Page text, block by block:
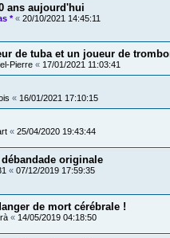
ans aujourd'hui
*« 20/10/2021 14:45:11
de tuba et un joueur de
Pierre « 17/01/2021 11:03:41
« 16/01/2021 17:10:15
« 25/04/2020 19:43:44
originale
« 07/12/2019 17:59:35
de mort cérébrale !
« 14/05/2019 04:18:50